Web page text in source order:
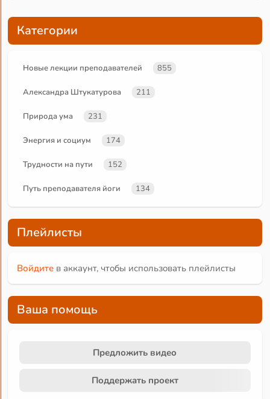
Категории
Новые лекции преподавателей 855
Александра Штукатурова 211
Природа ума 231
Энергия и социум 174
Трудности на пути 152
Путь преподавателя йоги 134
Плейлисты
Войдите в аккаунт, чтобы использовать плейлисты
Ваша помощь
Предложить видео
Поддержать проект